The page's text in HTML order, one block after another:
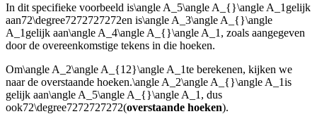
In dit specifieke voorbeeld is\angle A_5\angle A_{}\angle A_1 gelijk
aan72\degree7272727272en is\angle A_3\angle A_{}\angle
A_1 gelijk aan\angle A_4\angle A_{}\angle A_1 , zoals aangegeven
door de overeenkomstige tekens in die hoeken.
Om\angle A_2\angle A_{12}\angle A_1te berekenen, kijken we
naar de overstaande hoeken.\angle A_2\angle A_{}\angle A_1is
gelijk aan\angle A_5\angle A_{}\angle A_1 , dus
ook72\degree7272727272(overstaande hoeken).